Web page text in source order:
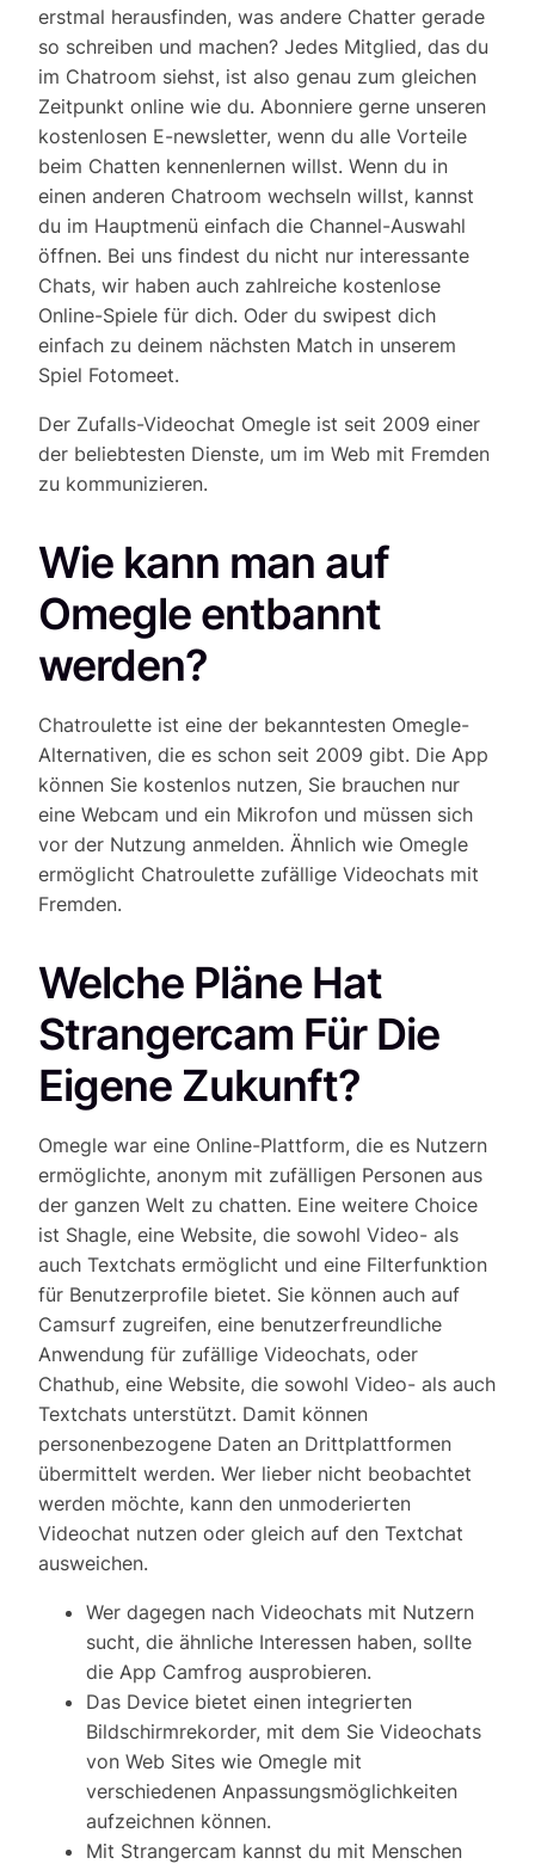
erstmal herausfinden, was andere Chatter gerade
so schreiben und machen? Jedes Mitglied, das du
im Chatroom siehst, ist also genau zum gleichen
Zeitpunkt online wie du. Abonniere gerne unseren
kostenlosen E-newsletter, wenn du alle Vorteile
beim Chatten kennenlernen willst. Wenn du in
einen anderen Chatroom wechseln willst, kannst
du im Hauptmenü einfach die Channel-Auswahl
öffnen. Bei uns findest du nicht nur interessante
Chats, wir haben auch zahlreiche kostenlose
Online-Spiele für dich. Oder du swipest dich
einfach zu deinem nächsten Match in unserem
Spiel Fotomeet.
Der Zufalls-Videochat Omegle ist seit 2009 einer
der beliebtesten Dienste, um im Web mit Fremden
zu kommunizieren.
Wie kann man auf
Omegle entbannt
werden?
Chatroulette ist eine der bekanntesten Omegle-
Alternativen, die es schon seit 2009 gibt. Die App
können Sie kostenlos nutzen, Sie brauchen nur
eine Webcam und ein Mikrofon und müssen sich
vor der Nutzung anmelden. Ähnlich wie Omegle
ermöglicht Chatroulette zufällige Videochats mit
Fremden.
Welche Pläne Hat
Strangercam Für Die
Eigene Zukunft?
Omegle war eine Online-Plattform, die es Nutzern
ermöglichte, anonym mit zufälligen Personen aus
der ganzen Welt zu chatten. Eine weitere Choice
ist Shagle, eine Website, die sowohl Video- als
auch Textchats ermöglicht und eine Filterfunktion
für Benutzerprofile bietet. Sie können auch auf
Camsurf zugreifen, eine benutzerfreundliche
Anwendung für zufällige Videochats, oder
Chathub, eine Website, die sowohl Video- als auch
Textchats unterstützt. Damit können
personenbezogene Daten an Drittplattformen
übermittelt werden. Wer lieber nicht beobachtet
werden möchte, kann den unmoderierten
Videochat nutzen oder gleich auf den Textchat
ausweichen.
Wer dagegen nach Videochats mit Nutzern
sucht, die ähnliche Interessen haben, sollte
die App Camfrog ausprobieren.
Das Device bietet einen integrierten
Bildschirmrekorder, mit dem Sie Videochats
von Web Sites wie Omegle mit
verschiedenen Anpassungsmöglichkeiten
aufzeichnen können.
Mit Strangercam kannst du mit Menschen